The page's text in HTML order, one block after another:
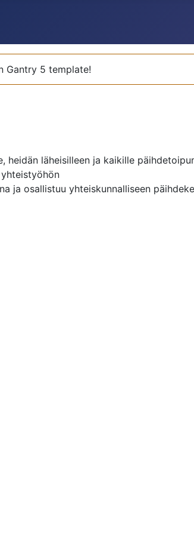
Gantry 5 template!
läheisilleen ja kaikille
ja osallistuu yhteiskunnalliseen